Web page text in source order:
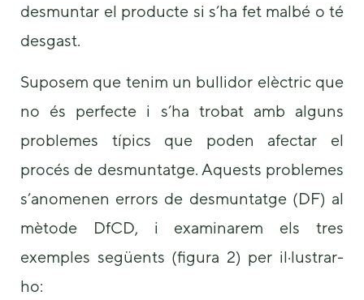
desmuntar el producte si s’ha fet malbé o té
desgast.
Suposem que tenim un bullidor elèctric que
no és perfecte i s’ha trobat amb alguns
problemes típics que poden afectar el
procés de desmuntatge. Aquests problemes
s’anomenen errors de desmuntatge (DF) al
mètode DfCD, i examinarem els tres
exemples següents (figura 2) per il·lustrar-
ho: